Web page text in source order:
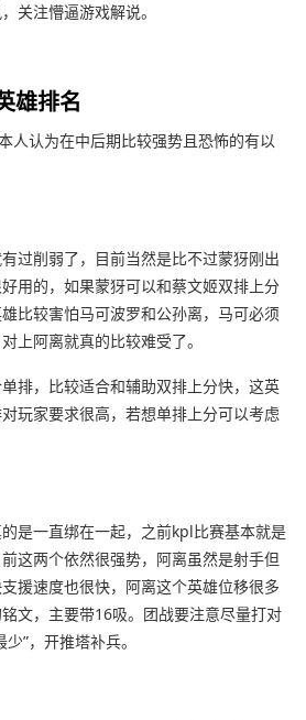
关注懵逼游戏解说。
雄排名
人认为在中后期比较强势且恐怖的有以
削弱了，目前当然是比不过蒙犽刚出
用的，如果蒙犽可以和蔡文姬双排上分
比较害怕马可波罗和公孙离，马可必须
上阿离就真的比较难受了。
，比较适合和辅助双排上分快，这英
玩家要求很高，若想单排上分可以考虑
一直绑在一起，之前kpl比赛基本就是
这两个依然很强势，阿离虽然是射手但
援速度也很快，阿离这个英雄位移很多
文，主要带16吸。团战要注意尽量打对
”，开推塔补兵。